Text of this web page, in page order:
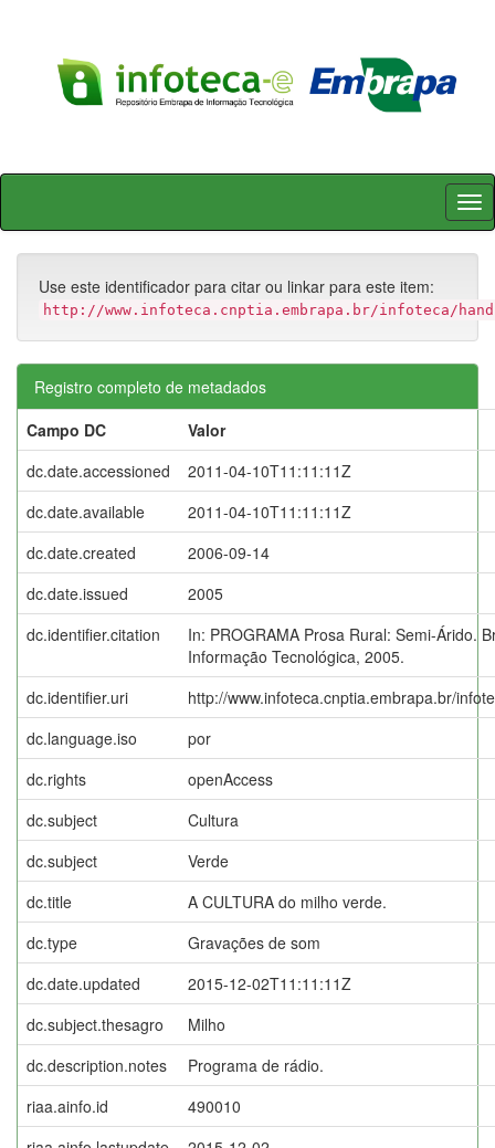
Skip
Use este identificador para citar ou linkar para este item:
http://www.infoteca.cnptia.embrapa.br/infoteca/
Registro completo de metadados
Campo DC
Valor
dc.date.accessioned
2011-04-10T11:11:11Z
dc.date.available
2011-04-10T11:11:11Z
dc.date.created
2006-09-14
dc.date.issued
2005
dc.identifier.citation
In: PROGRAMA Prosa Rural: Semi-Árido.
Informação Tecnológica, 2005.
dc.identifier.uri
http://www.infoteca.cnptia.embrapa.br/
dc.language.iso
por
dc.rights
openAccess
dc.subject
Cultura
dc.subject
Verde
dc.title
A CULTURA do milho verde.
dc.type
Gravações de som
dc.date.updated
2015-12-02T11:11:11Z
dc.subject.thesagro
Milho
dc.description.notes
Programa de rádio.
riaa.ainfo.id
490010